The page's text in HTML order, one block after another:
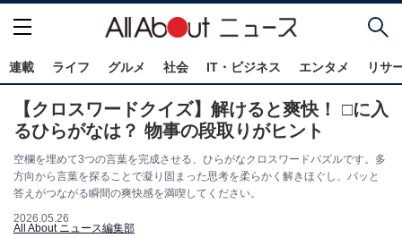
連載 ライフ グルメ 社会 IT・ビジネス エンタメ リサ
【クロスワードクイズ】解けると爽快！ □に入
るひらがなは？ 物事の段取りがヒント
空欄を埋めて3つの言葉を完成させる、ひらがなクロスワードパズルです。多
方向から言葉を探ることで凝り固まった思考を柔らかく解きほぐし、パッと
答えがつながる瞬間の爽快感を満喫してください。
2026.05.26
All About ニュース編集部